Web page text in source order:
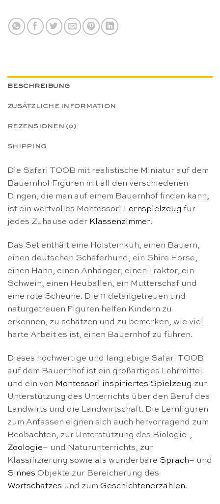
BESCHREIBUNG
ZUSÄTZLICHE INFORMATION
REZENSIONEN (0)
SHIPPING
Die Safari TOOB mit realistische Miniatur auf dem
Bauernhof Figuren mit all den verschiedenen
Dingen, die man auf einem Bauernhof finden kann,
ist ein wertvolles Montessori-Lernspielzeug für
jedes Zuhause oder Klassenzimmer!
Das Set enthält eine Holsteinkuh, einen Bauern,
einen deutschen Schäferhund, ein Shire Horse,
einen Hahn, einen Anhänger, einen Traktor, ein
Schwein, einen Heuballen, ein Mutterschaf und
eine rote Scheune. Die 11 detailgetreuen und
naturgetreuen Figuren helfen Kindern zu
erkennen, zu schätzen und zu bemerken, wie viel
harte Arbeit es ist, einen Bauernhof zu führen.
Dieses hochwertige und langlebige Safari TOOB
auf dem Bauernhof ist ein großartiges Lehrmittel
und ein von Montessori inspiriertes Spielzeug zur
Unterstützung des Unterrichts über den Beruf des
Landwirts und die Landwirtschaft. Die Lernfiguren
zum Anfassen eignen sich auch hervorragend zum
Beobachten, zur Unterstützung des Biologie-,
Zoologie– und Naturunterrichts, zur
Klassifizierung sowie als wunderbare Sprach– und
Sinnes Objekte zur Bereicherung des
Wortschatzes und zum Geschichtenerzählen.